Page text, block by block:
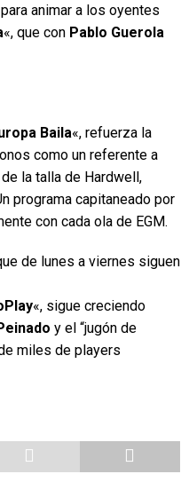
animar a los oyentes
«, que con Pablo Guerola
Baila«, refuerza la
como un referente a
la talla de Hardwell,
programa capitaneado por
con cada ola de EGM.
de lunes a viernes siguen
«, sigue creciendo
y el “jugón de
miles de players